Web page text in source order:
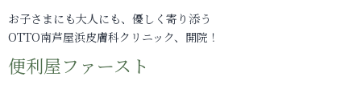
お子さまにも大人にも、優しく寄り添う
OTTO南芦屋浜皮膚科クリニック、開院！
便利屋ファースト